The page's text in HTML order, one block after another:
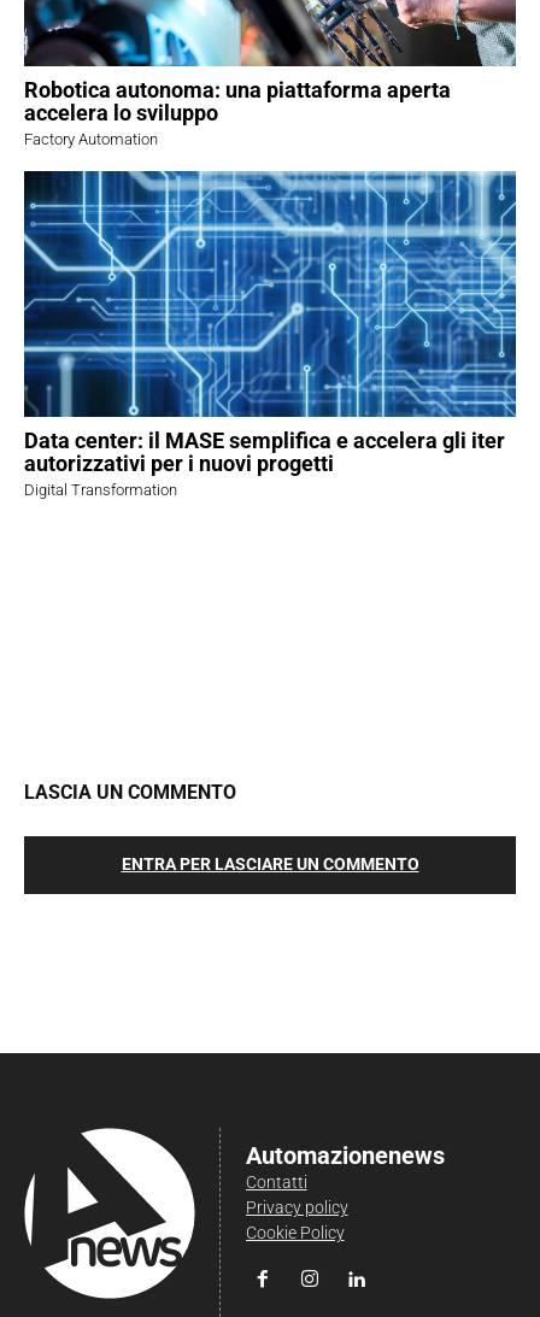
Robotica autonoma: una piattaforma aperta
accelera lo sviluppo
Factory Automation
Data center: il MASE semplifica e accelera gli iter
autorizzativi per i nuovi progetti
Digital Transformation
LASCIA UN COMMENTO
ENTRA PER LASCIARE UN COMMENTO
Automazionenews
Contatti
Privacy policy
Cookie Policy